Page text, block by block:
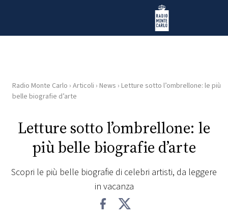
Radio Monte Carlo
HOME
RADIO
WEB
RADIO
Radio Monte Carlo › Articoli › News › Letture sotto l’ombrellone: le più
belle biografie d’arte
Letture sotto l’ombrellone: le
più belle biografie d’arte
Scopri le più belle biografie di celebri artisti, da leggere
in vacanza